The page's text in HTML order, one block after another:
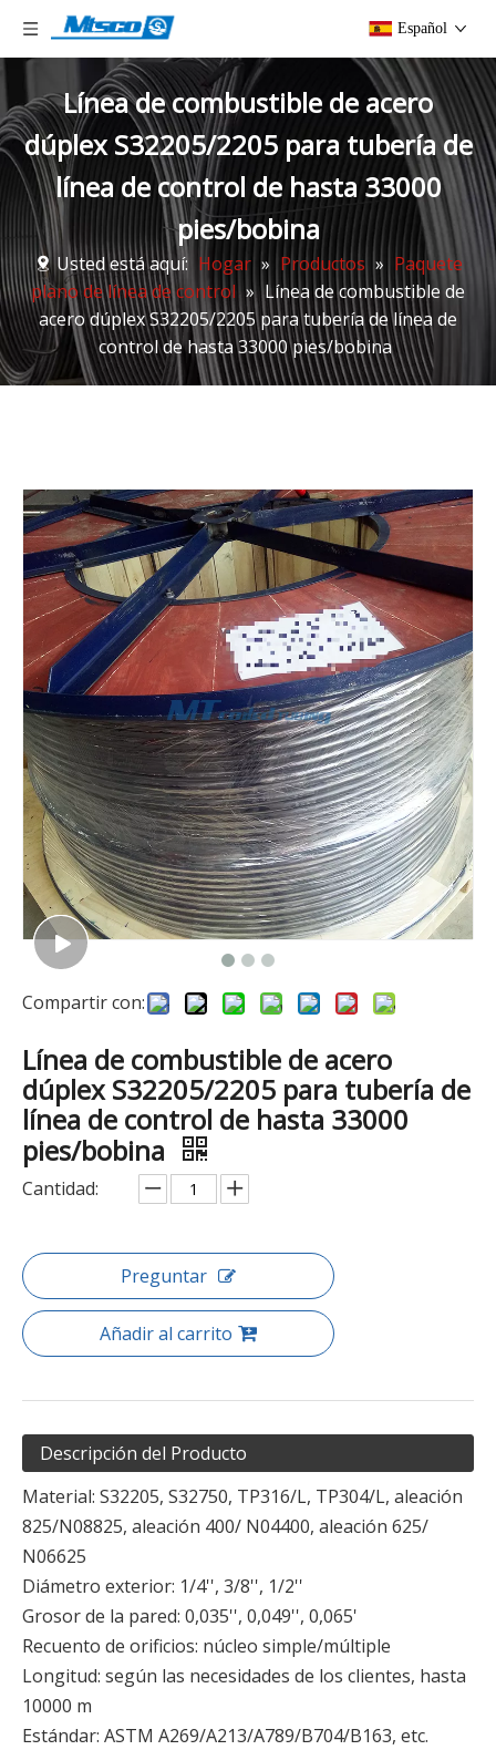
Español
Línea de combustible de acero
dúplex S32205/2205 para tubería de
línea de control de hasta 33000
pies/bobina
Usted está aquí: Hogar » Productos » Paquete
plano de línea de control » Línea de combustible de
acero dúplex S32205/2205 para tubería de línea de
control de hasta 33000 pies/bobina
Compartir con:
Línea de combustible de acero
dúplex S32205/2205 para tubería de
línea de control de hasta 33000
pies/bobina
Cantidad:
Preguntar
Añadir al carrito
Descripción del Producto
Material: S32205, S32750, TP316/L, TP304/L, aleación
825/N08825, aleación 400/ N04400, aleación 625/
N06625
Diámetro exterior: 1/4'', 3/8'', 1/2''
Grosor de la pared: 0,035'', 0,049'', 0,065'
Recuento de orificios: núcleo simple/múltiple
Longitud: según las necesidades de los clientes, hasta
10000 m
Estándar: ASTM A269/A213/A789/B704/B163, etc.